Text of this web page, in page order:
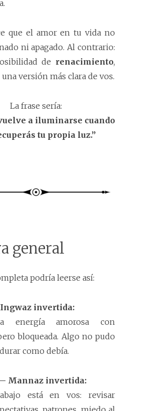
que el amor en tu vida no
ni apagado. Al contrario:
de renacimiento,
versión más clara de vos.
La frase sería:
a iluminarse cuando
tu propia luz.”
general
podría leerse así:
invertida:
energía amorosa con
bloqueada. Algo no pudo
como debía.
Mannaz invertida:
está en vos: revisar